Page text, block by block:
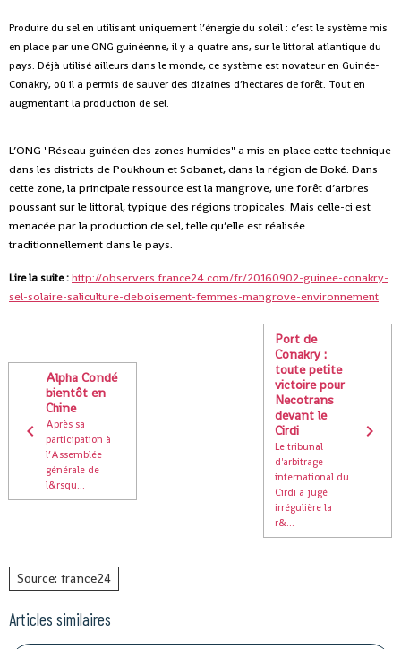
Produire du sel en utilisant uniquement l’énergie du soleil : c’est le système mis
en place par une ONG guinéenne, il y a quatre ans, sur le littoral atlantique du
pays. Déjà utilisé ailleurs dans le monde, ce système est novateur en Guinée-
Conakry, où il a permis de sauver des dizaines d’hectares de forêt. Tout en
augmentant la production de sel.
L’ONG "Réseau guinéen des zones humides" a mis en place cette technique
dans les districts de Poukhoun et Sobanet, dans la région de Boké. Dans
cette zone, la principale ressource est la mangrove, une forêt d’arbres
poussant sur le littoral, typique des régions tropicales. Mais celle-ci est
menacée par la production de sel, telle qu’elle est réalisée
traditionnellement dans le pays.
Lire la suite :http://observers.france24.com/fr/20160902-guinee-conakry-
sel-solaire-saliculture-deboisement-femmes-mangrove-environnement
Alpha Condé
bientôt en
Chine
Après sa
participation à
l’Assemblée
générale de
l&rsqu...
Port de
Conakry :
toute petite
victoire pour
Necotrans
devant le
Cirdi
Le tribunal
d'arbitrage
international du
Cirdi a jugé
irrégulière la
r&...
Source: france24
Articles similaires